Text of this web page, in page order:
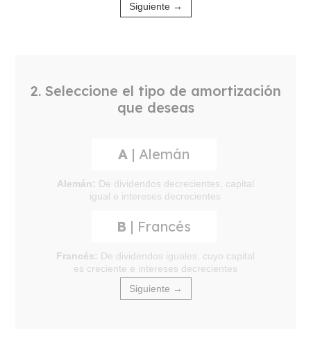
Siguiente →
2. Seleccione el tipo de amortización
que deseas
A | Alemán
Alemán: De dividendos decrecientes, capital
igual e intereses decrecientes
B | Francés
Francés: De dividendos iguales, cuyo capital
es creciente e intereses decrecientes
Siguiente →